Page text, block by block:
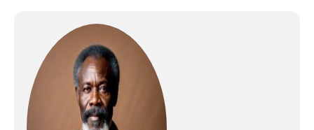
tubulaire moderne en
aluminium léger anodisé
permet d’allier légèreté,
sécurité et design
[REHAUSSEUR INCLUS] Il
comprend un rehausseur